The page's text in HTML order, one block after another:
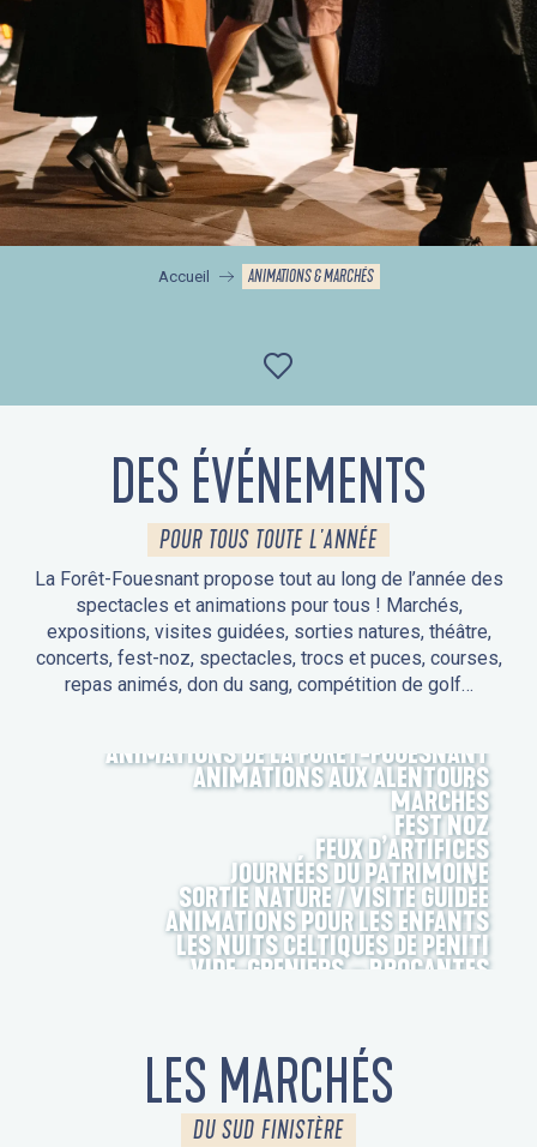
Accueil ANIMATIONS & MARCHÉS
Ajouter aux
DES ÉVÉNEMENTS
POUR TOUS TOUTE L'ANNÉE
La Forêt-Fouesnant propose tout au long de l’année des
spectacles et animations pour tous ! Marchés,
expositions, visites guidées, sorties natures, théâtre,
concerts, fest-noz, spectacles, trocs et puces, courses,
repas animés, don du sang, compétition de golf…
ANIMATIONS DE LA FORÊT-FOUESNANT
ANIMATIONS AUX ALENTOURS
MARCHÉS
FEST NOZ
FEUX D’ARTIFICES
JOURNÉES DU PATRIMOINE
SORTIE NATURE / VISITE GUIDÉE
ANIMATIONS POUR LES ENFANTS
LES NUITS CELTIQUES DE PENITI
VIDE-GRENIERS – BROCANTES
LES MARCHÉS
DU SUD FINISTÈRE